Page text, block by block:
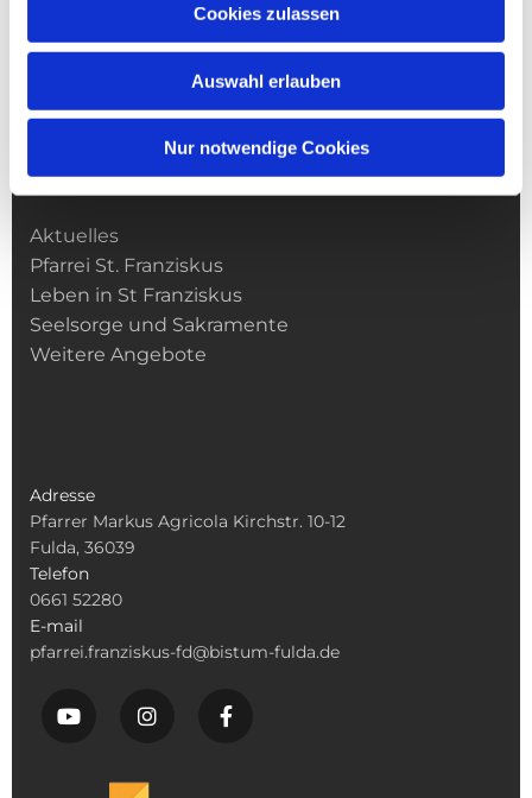
Cookies zulassen
Auswahl erlauben
Nur notwendige Cookies
Kirchengemeinde­­ St. Franziskus
Aktuelles
Pfarrei St. Franziskus
Leben in St Franziskus
Seelsorge und Sakramente
Weitere Angebote
Adresse
Pfarrer Markus Agricola Kirchstr. 10-12
Fulda, 36039
Telefon
0661 52280
E-mail
pfarrei.franziskus-fd@bistum-fulda.de